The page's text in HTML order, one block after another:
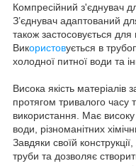
Компресійний з'єднувач
З’єднувач адаптований
також застосовується для
Використовується в
холодної питної води та
Висока якість матеріалів
протягом тривалого
використання. Має високу
води, різноманітних
Завдяки своїй
труби та дозволяє